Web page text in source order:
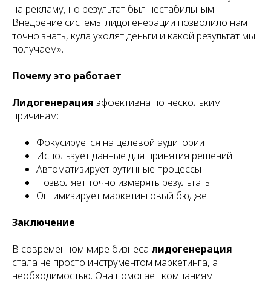
на рекламу, но результат был нестабильным.
Внедрение системы лидогенерации позволило нам
точно знать, куда уходят деньги и какой результат мы
получаем».
Почему это работает
Лидогенерация эффективна по нескольким
причинам:
Фокусируется на целевой аудитории
Использует данные для принятия решений
Автоматизирует рутинные процессы
Позволяет точно измерять результаты
Оптимизирует маркетинговый бюджет
Заключение
В современном мире бизнеса лидогенерация
стала не просто инструментом маркетинга, а
необходимостью. Она помогает компаниям: